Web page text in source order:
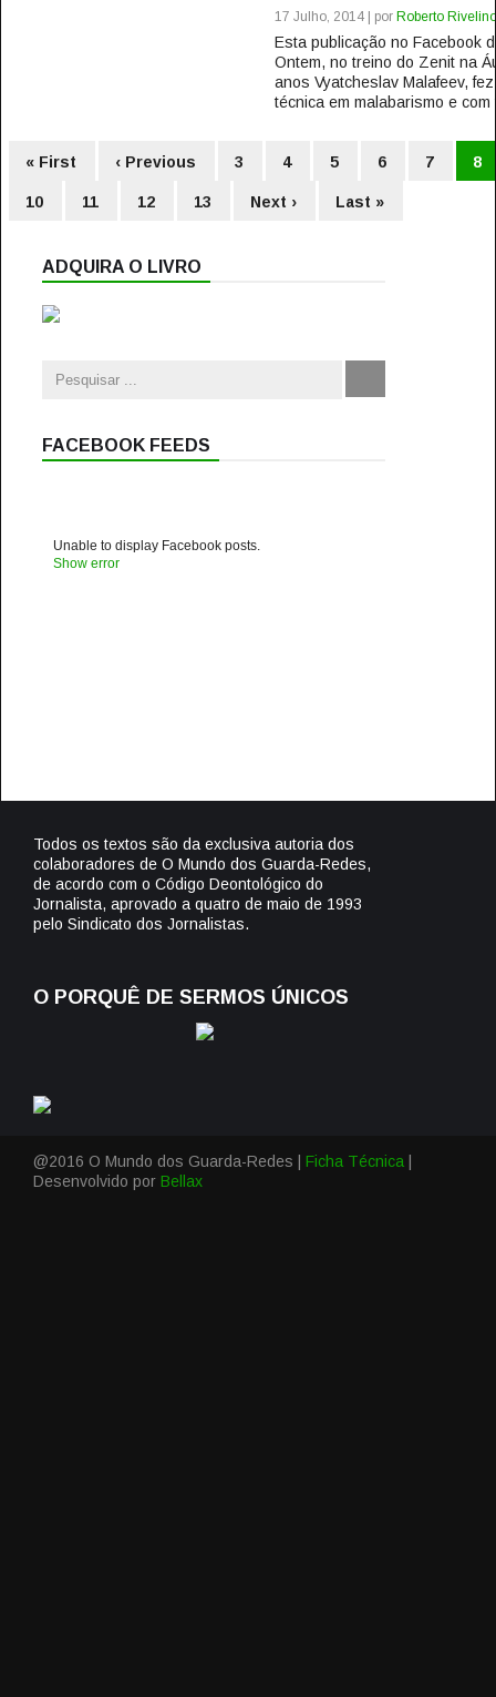
17 Julho, 2014 | por Roberto Rivelino
Esta publicação no Facebook
Ontem, no treino do Zenit na
anos Vyatcheslav Malafeev,
técnica em malabarismo e
« First ‹ Previous 3 4 5 6 7 8
10 11 12 13 Next › Last »
ADQUIRA O LIVRO
FACEBOOK FEEDS
Unable to display Facebook posts.
Show error
Todos os textos são da exclusiva autoria dos
colaboradores de O Mundo dos Guarda-Redes,
de acordo com o Código Deontológico do
Jornalista, aprovado a quatro de maio de 1993
pelo Sindicato dos Jornalistas.
O PORQUÊ DE SERMOS ÚNICOS
@2016 O Mundo dos Guarda-Redes | Ficha Técnica
Desenvolvido por Bellax